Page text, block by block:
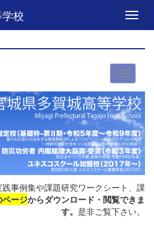
校
事例集や課題研究ワークシート、課
ページからダウンロード・閲覧できま
す。 是非ご覧下さい。